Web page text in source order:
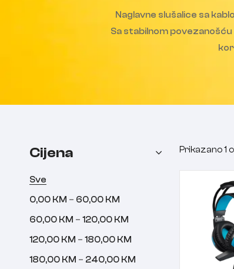
Naglavne slušalice sa
Sa stabilnom
Cijena
Sve
0,00 KM – 60,00 KM
60,00 KM – 120,00 KM
120,00 KM – 180,00 KM
180,00 KM – 240,00 KM
Prikazano 1